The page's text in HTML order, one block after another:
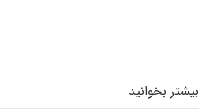
بیشتر بخوانید